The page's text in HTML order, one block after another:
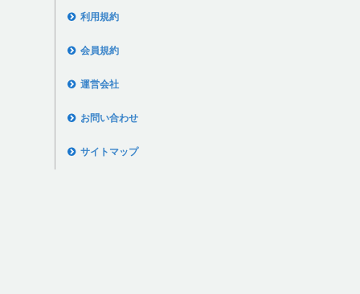
利用規約
会員規約
運営会社
お問い合わせ
サイトマップ